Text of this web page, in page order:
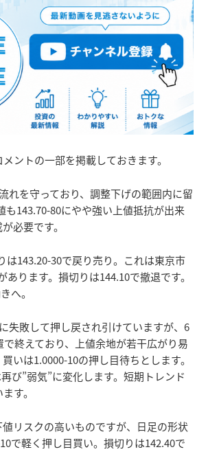
ントの一部を掲載しておきます。
れを守っており、調整下げの範囲内に留
143.70-80にやや強い上値抵抗が出来
必要です。
は143.20-30で戻り売り。これは東京市
ります。損切りは144.10で撤退です。
へ。
失敗して押し戻され引けていますが、6
終えており、上値余地が若干広がり易
いは1.0000-10の押し目待ちとします。
び”弱気”に変化します。短期トレンド
す。
リスクの高いものですが、日足の形状
で軽く押し目買い。損切りは142.40で